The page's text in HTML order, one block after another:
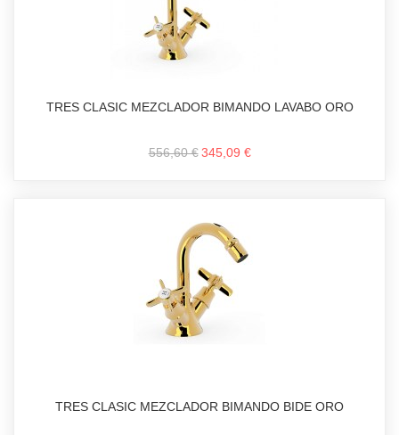
TRES CLASIC MEZCLADOR BIMANDO LAVABO ORO
556,60 € 345,09 €
TRES CLASIC MEZCLADOR BIMANDO BIDE ORO